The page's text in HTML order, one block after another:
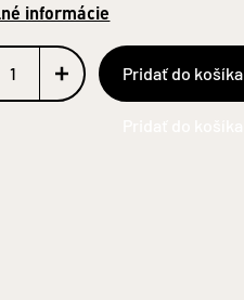
informácie
Pridať do košíka